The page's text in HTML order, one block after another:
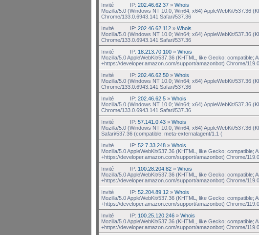
Invité IP: 202.46.62.37 » Whois
Mozilla/5.0 (Windows NT 10.0; Win64; x64) AppleWebKit/537.36
Chrome/133.0.6943.141 Safari/537.36
Invité IP: 202.46.62.112 » Whois
Mozilla/5.0 (Windows NT 10.0; Win64; x64) AppleWebKit/537.36
Chrome/133.0.6943.141 Safari/537.36
Invité IP: 18.213.70.100 » Whois
Mozilla/5.0 AppleWebKit/537.36 (KHTML, like Gecko; compatible;
+https://developer.amazon.com/support/amazonbot) Chrome/
Invité IP: 202.46.62.50 » Whois
Mozilla/5.0 (Windows NT 10.0; Win64; x64) AppleWebKit/537.36
Chrome/133.0.6943.141 Safari/537.36
Invité IP: 202.46.62.5 » Whois
Mozilla/5.0 (Windows NT 10.0; Win64; x64) AppleWebKit/537.36
Chrome/133.0.6943.141 Safari/537.36
Invité IP: 57.141.0.43 » Whois
Mozilla/5.0 (Windows NT 10.0; Win64; x64) AppleWebKit/537.36
Safari/537.36 (compatible; meta-externalagent/1.1 (
Invité IP: 52.7.33.248 » Whois
Mozilla/5.0 AppleWebKit/537.36 (KHTML, like Gecko; compatible;
+https://developer.amazon.com/support/amazonbot) Chrome/
Invité IP: 100.28.204.82 » Whois
Mozilla/5.0 AppleWebKit/537.36 (KHTML, like Gecko; compatible;
+https://developer.amazon.com/support/amazonbot) Chrome/
Invité IP: 52.204.89.12 » Whois
Mozilla/5.0 AppleWebKit/537.36 (KHTML, like Gecko; compatible;
+https://developer.amazon.com/support/amazonbot) Chrome/
Invité IP: 100.25.120.246 » Whois
Mozilla/5.0 AppleWebKit/537.36 (KHTML, like Gecko; compatible;
+https://developer.amazon.com/support/amazonbot) Chrome/